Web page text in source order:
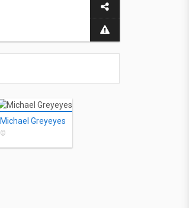
Michael Greyeyes
©